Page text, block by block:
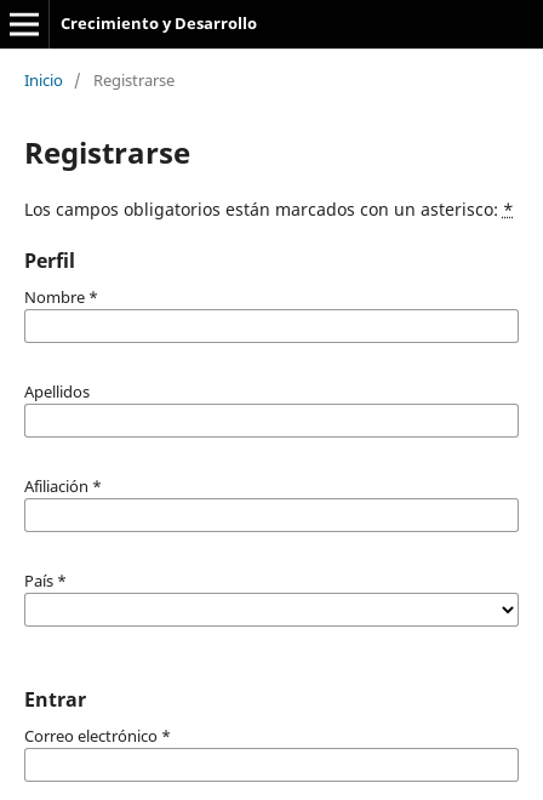
Crecimiento y Desarrollo
Inicio / Registrarse
Registrarse
Los campos obligatorios están marcados con un asterisco: *
Perfil
Nombre *
Apellidos
Afiliación *
País *
Entrar
Correo electrónico *